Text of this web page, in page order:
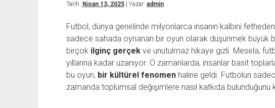
Tarih: Nisan 13, 2025| Yazar: admin
Futbol, dünya genelinde milyonlarca insanın kalbini
sadece sahada oynanan bir oyun olarak düşünmek büyük
birçok ilginç gerçekve unutulmaz hikaye gizli. Mesela,
yıllarına kadar uzanıyor. O zamanlarda, insanlar basit
bu oyun, bir kültürel fenomenhaline geldi. Futbolun
zamanda toplumsal değişimlere nasıl katkıda bulunduğunu